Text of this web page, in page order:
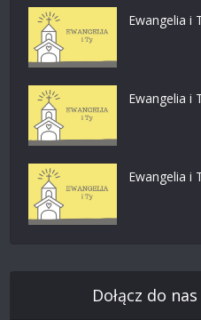
Ewangelia i
Ewangelia i
Ewangelia i
Dołącz do